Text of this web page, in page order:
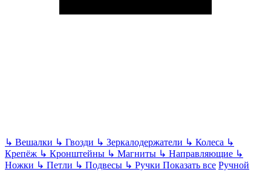
↳ Вешалки ↳ Гвозди ↳ Зеркалодержатели ↳ Колеса ↳
Крепёж ↳ Кронштейны ↳ Магниты ↳ Направляющие ↳
Ножки ↳ Петли ↳ Подвесы ↳ Ручки Показать все Ручной